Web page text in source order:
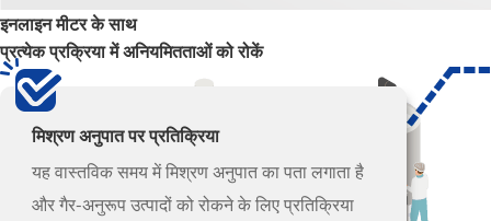
इनलाइन मीटर के साथ
प्रत्येक प्रक्रिया में अनियमितताओं को रोकें
मिश्रण अनुपात पर प्रतिक्रिया
यह वास्तविक समय में मिश्रण अनुपात का पता लगाता है
और गैर-अनुरूप उत्पादों को रोकने के लिए प्रतिक्रिया